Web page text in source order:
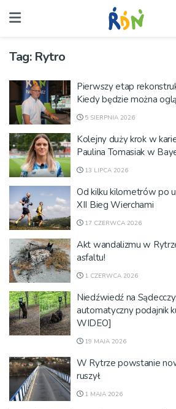
Tag: Rytro
Pierwszy etap
Kiedy będzie można
5 SIERPNIA 2026
Kolejny duży krok w
Paulina Tomasiak w
13 LIPCA 2026
Od kilku kilometrów po
XII Bieg Wierchami
17 CZERWCA 2026
Akt wandalizmu w
asfaltu!
1 CZERWCA 2026
Niedźwiedź na
automatyczny podajnik
WIDEO]
19 MAJA 2026
W Rytrze powstanie
ruszył
1 MAJA 2026